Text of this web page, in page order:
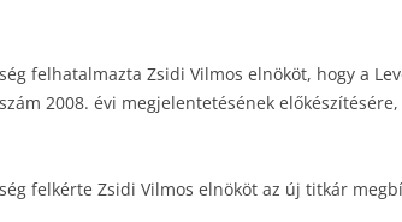
felhatalmazta Zsidi Vilmos elnököt, hogy a
2008. évi megjelentetésének
felkérte Zsidi Vilmos elnököt az új titkár